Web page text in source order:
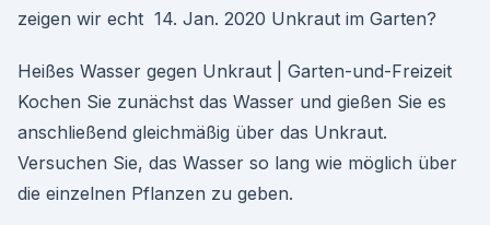
zeigen wir echt 14. Jan. 2020 Unkraut im Garten?
Heißes Wasser gegen Unkraut | Garten-und-Freizeit
Kochen Sie zunächst das Wasser und gießen Sie es
anschließend gleichmäßig über das Unkraut.
Versuchen Sie, das Wasser so lang wie möglich über
die einzelnen Pflanzen zu geben.